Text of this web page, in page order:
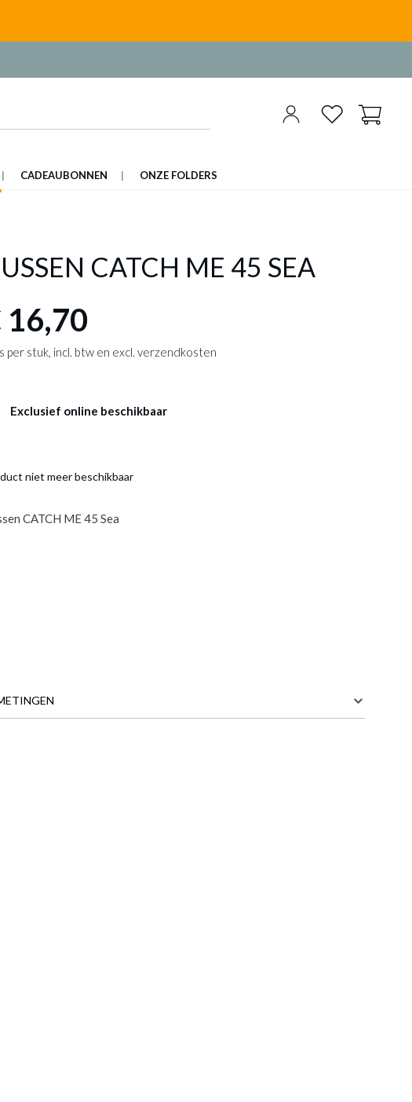
CADEAUBONNEN ONZE FOLDERS
CATCH ME 45 SEA
16,70
per stuk, incl. btw en excl. verzendkosten
Exclusief online beschikbaar
niet meer beschikbaar
CATCH ME 45 Sea